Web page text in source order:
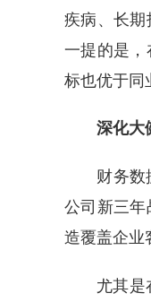
疾病、长
一提的是
标也优于同
深化大健
财务数据
公司新三
造覆盖企业
尤其是在